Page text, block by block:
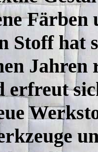
Färben
Stoff hat
Jahren
erfreut